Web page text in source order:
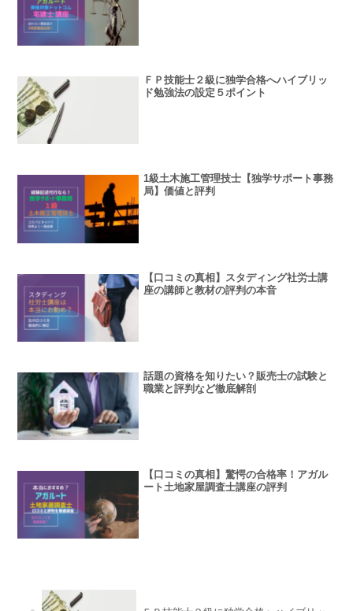
ＦＰ技能士２級に独学合格へハイブリッ
ド勉強法の設定５ポイント
1級土木施工管理技士【独学サポート事務
局】価値と評判
【口コミの真相】スタディング社労士講
座の講師と教材の評判の本音
話題の資格を知りたい？販売士の試験と
職業と評判など徹底解剖
【口コミの真相】驚愕の合格率！アガル
ート土地家屋調査士講座の評判